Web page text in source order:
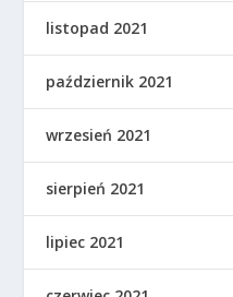
listopad 2021
październik 2021
wrzesień 2021
sierpień 2021
lipiec 2021